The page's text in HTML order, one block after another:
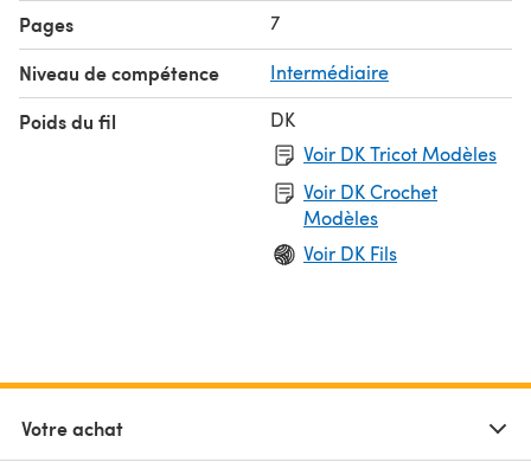
Pages 7
Niveau de compétence Intermédiaire
Poids du fil
DK
Voir DK Tricot Modèles
Voir DK Crochet
Modèles
Voir DK Fils
Votre achat